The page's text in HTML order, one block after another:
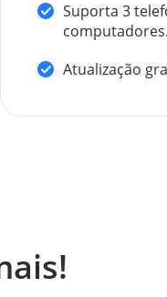
Suporta 3
computadores.
Atualização